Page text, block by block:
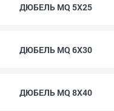
ДЮБЕЛЬ MQ 5X25
ДЮБЕЛЬ MQ 6X30
ДЮБЕЛЬ MQ 8X40